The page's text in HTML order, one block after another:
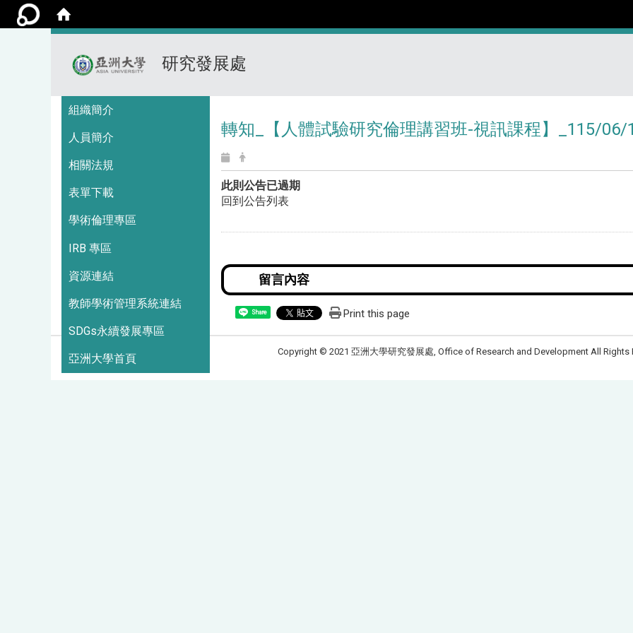
研究發展處
組織簡介
人員簡介
相關法規
表單下載
學術倫理專區
IRB 專區
資源連結
教師學術管理系統連結
SDGs永續發展專區
亞洲大學首頁
轉知_【人體試驗研究倫理講習班-視訊課程】_115/06/
此則公告已過期
回到公告列表
Share Print this page
Copyright © 2021 亞洲大學研究發展處, Office of Research and Development All Rights
造訪人次 : 3714696